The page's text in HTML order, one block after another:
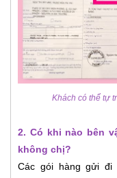
Khách có thể tự
2. Có khi nào bên
không chị?
Các gói hàng gửi